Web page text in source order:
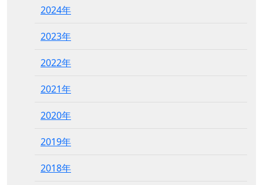
2024年
2023年
2022年
2021年
2020年
2019年
2018年